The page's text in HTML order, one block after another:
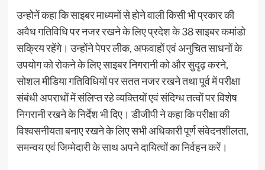
उन्‍होनें कहा कि साइबर माध्यमों से होने वाली किसी भी प्रकार की
अवैध गतिविधि पर नजर रखने के लिए प्रदेश के 38 साइबर कमांडो
सक्रिय रहेंगे। उन्होंने पेपर लीक, अफवाहों एवं अनुचित साधनों के
उपयोग को रोकने के लिए साइबर निगरानी को और सुदृढ़ करने,
सोशल मीडिया गतिविधियों पर सतत नजर रखने तथा पूर्व में परीक्षा
संबंधी अपराधों में संलिप्त रहे व्यक्तियों एवं संदिग्ध तत्वों पर विशेष
निगरानी रखने के निर्देश भी दिए। डीजीपी ने कहा कि परीक्षा की
विश्वसनीयता बनाए रखने के लिए सभी अधिकारी पूर्ण संवेदनशीलता,
समन्वय एवं जिम्मेदारी के साथ अपने दायित्वों का निर्वहन करें।